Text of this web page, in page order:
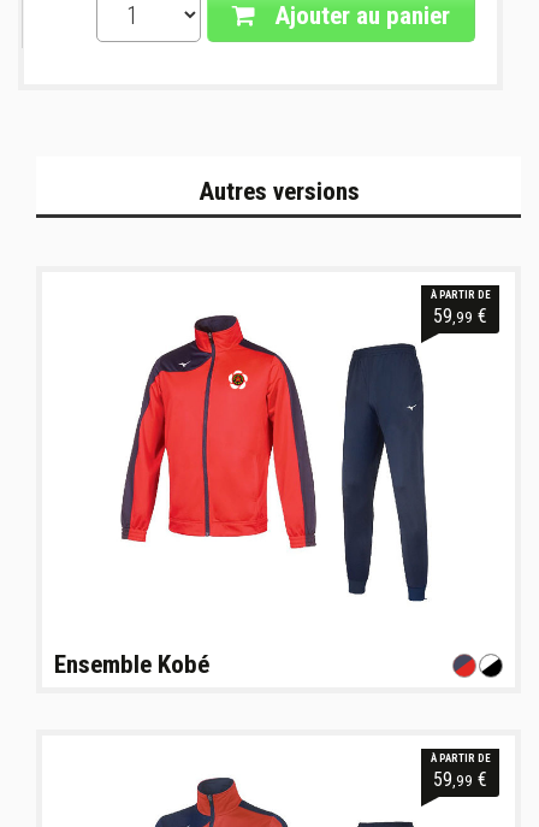
Ajouter au panier
Autres versions
À PARTIR DE
59 ,99 €
Ensemble Kobé
À PARTIR DE
59 ,99 €